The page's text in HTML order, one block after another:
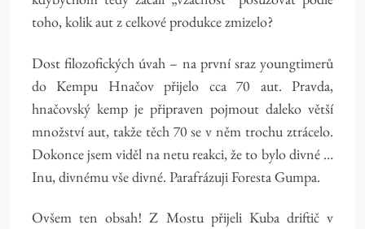
toho, kolik aut z celkové produkce zmizelo?
Dost filozofických úvah – na první sraz youngtimerů
do Kempu Hnačov přijelo cca 70 aut. Pravda,
hnačovský kemp je připraven pojmout daleko větší
množství aut, takže těch 70 se v něm trochu ztrácelo.
Dokonce jsem viděl na netu reakci, že to bylo divné …
Inu, divnému vše divné. Parafrázuji Foresta Gumpa.
Ovšem ten obsah! Z Mostu přijeli Kuba driftič v